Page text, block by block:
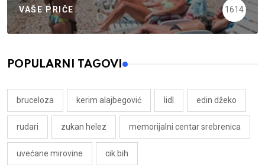
VAŠE PRIČE 1614
POPULARNI TAGOVI
bruceloza kerim alajbegović lidl edin džeko
rudari zukan helez memorijalni centar srebrenica
uvećane mirovine cik bih